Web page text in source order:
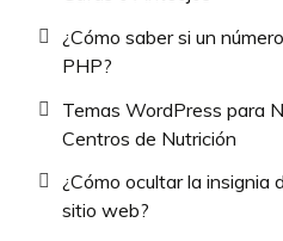
¿Cómo saber si un
PHP?
Temas WordPress para
Centros de Nutrición
¿Cómo ocultar la insignia
sitio web?